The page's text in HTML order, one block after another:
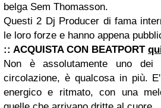
belga Sem Thomasson.
Questi 2 Dj Producer di fama
le loro forze e hanno appena
:: ACQUISTA CON BEATPORT
Non è assolutamente uno
circolazione, è qualcosa in più.
energico e ritmato, con una